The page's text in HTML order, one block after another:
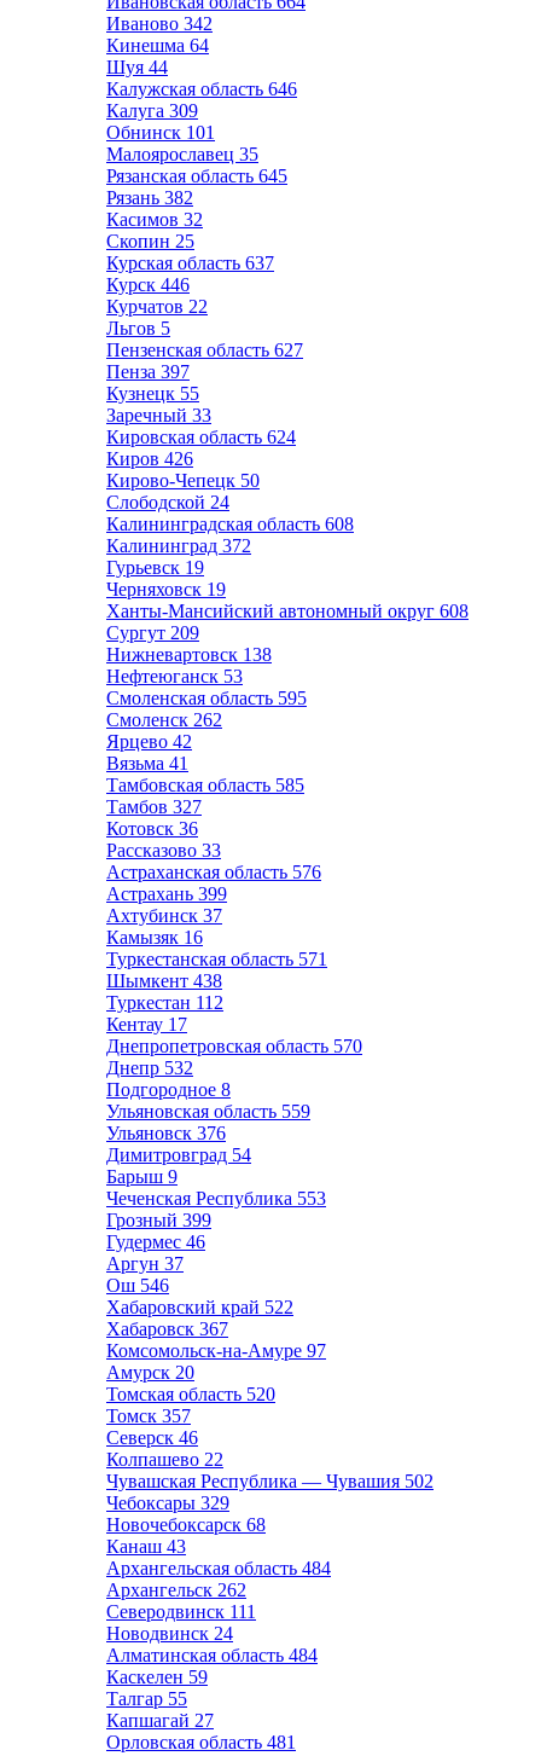
Иваново 342
Кинешма 64
Шуя 44
Калужская область 646
Калуга 309
Обнинск 101
Малоярославец 35
Рязанская область 645
Рязань 382
Касимов 32
Скопин 25
Курская область 637
Курск 446
Курчатов 22
Льгов 5
Пензенская область 627
Пенза 397
Кузнецк 55
Заречный 33
Кировская область 624
Киров 426
Кирово-Чепецк 50
Слободской 24
Калининградская область 608
Калининград 372
Гурьевск 19
Черняховск 19
Ханты-Мансийский автономный округ 608
Сургут 209
Нижневартовск 138
Нефтеюганск 53
Смоленская область 595
Смоленск 262
Ярцево 42
Вязьма 41
Тамбовская область 585
Тамбов 327
Котовск 36
Рассказово 33
Астраханская область 576
Астрахань 399
Ахтубинск 37
Камызяк 16
Туркестанская область 571
Шымкент 438
Туркестан 112
Кентау 17
Днепропетровская область 570
Днепр 532
Подгородное 8
Ульяновская область 559
Ульяновск 376
Димитровград 54
Барыш 9
Чеченская Республика 553
Грозный 399
Гудермес 46
Аргун 37
Ош 546
Хабаровский край 522
Хабаровск 367
Комсомольск-на-Амуре 97
Амурск 20
Томская область 520
Томск 357
Северск 46
Колпашево 22
Чувашская Республика — Чувашия 502
Чебоксары 329
Новочебоксарск 68
Канаш 43
Архангельская область 484
Архангельск 262
Северодвинск 111
Новодвинск 24
Алматинская область 484
Каскелен 59
Талгар 55
Капшагай 27
Орловская область 481